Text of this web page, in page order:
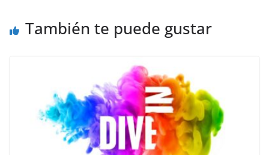
También te puede gustar